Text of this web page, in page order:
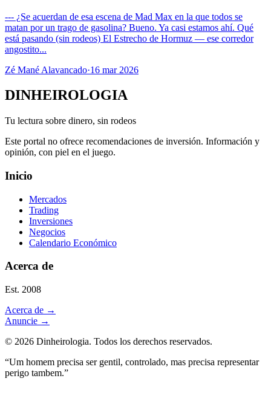
--- ¿Se acuerdan de esa escena de Mad Max en la que todos se
matan por un trago de gasolina? Bueno. Ya casi estamos ahí. Qué
está pasando (sin rodeos) El Estrecho de Hormuz — ese corredor
angostito...
Zé Mané Alavancado·16 mar 2026
DINHEIROLOGIA
Tu lectura sobre dinero, sin rodeos
Este portal no ofrece recomendaciones de inversión. Información y
opinión, con piel en el juego.
Inicio
Mercados
Trading
Inversiones
Negocios
Calendario Económico
Acerca de
Est. 2008
Acerca de →
Anuncie →
© 2026 Dinheirologia. Todos los derechos reservados.
“Um homem precisa ser gentil, controlado, mas precisa representar
perigo tambem.”